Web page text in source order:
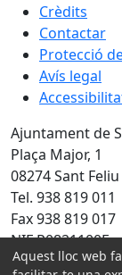
Crèdits
Contactar
Protecció
Avís legal
Ajuntament de
Plaça Major, 1
08274 Sant
Tel. 938 819 011
Fax 938 819 017
NIF P0821100E
Aquest lloc web